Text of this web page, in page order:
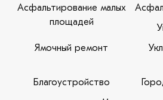
Асфальтирование малых
площадей
Ямочный ремонт
Благоустройство